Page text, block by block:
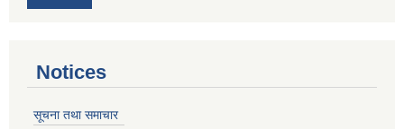
Notices
सूचना तथा समाचार